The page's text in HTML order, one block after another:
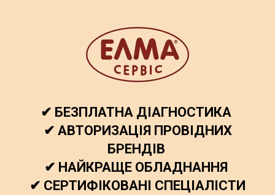
✔ БЕЗПЛАТНА ДІАГНОСТИКА
✔ АВТОРИЗАЦІЯ ПРОВІДНИХ
БРЕНДІВ
✔ НАЙКРАЩЕ ОБЛАДНАННЯ
✔ СЕРТИФІКОВАНІ СПЕЦІАЛІСТИ